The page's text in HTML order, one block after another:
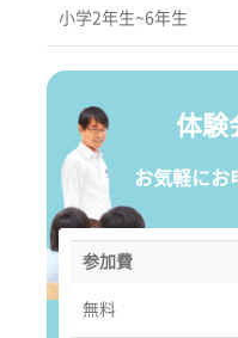
小学2年生~6年生
体験
お気軽にお
参加費
無料